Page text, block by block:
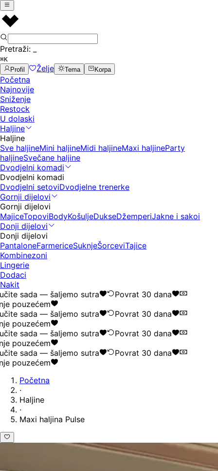
Pretraži:
⌘K
Profil
Želje Tema Korpa
Početna
Najnovije
Sniženje
Restock
U dolaski
Haljine
Haljine
Sve haljineMini haljineMidi haljineMaxi haljineParty
haljineSvečane haljine
Dvodjelni komadi
Dvodjelni komadi
Dvodjelni setoviDvodjelne trenerke
Gornji dijelovi
Gornji dijelovi
MajiceTopoviBodyKošuljeDukseDžemperiJakne i sakoi
Donji dijelovi
Donji dijelovi
PantaloneFarmericeSuknjeŠorceviTajice
Kombinezoni
Lingerie
Dodaci
Nakit
sada — šaljemo sutra
Povrat 30 dana
pouzećem
sada — šaljemo sutra
Povrat 30 dana
pouzećem
sada — šaljemo sutra
Povrat 30 dana
pouzećem
sada — šaljemo sutra
Povrat 30 dana
pouzećem
Početna
·
Haljine
·
Maxi haljina Pulse